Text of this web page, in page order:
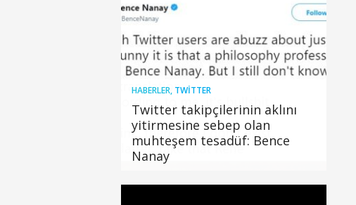
HABERLER, TWITTER
Twitter takipçilerinin aklını
yitirmesine sebep olan
muhteşem tesadüf: Bence
Nanay